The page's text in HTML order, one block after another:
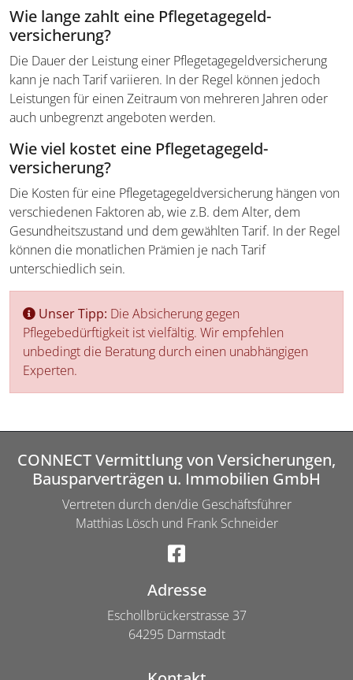
Wie lange zahlt eine Pflegetagegeld­
versicherung?
Die Dauer der Leistung einer Pflegetagegeld­versicherung
kann je nach Tarif variieren. In der Regel können jedoch
Leistungen für einen Zeitraum von mehreren Jahren oder
auch unbegrenzt angeboten werden.
Wie viel kostet eine Pflegetagegeld­
versicherung?
Die Kosten für eine Pflegetagegeld­versicherung hängen von
verschiedenen Faktoren ab, wie z.B. dem Alter, dem
Gesundheitszustand und dem gewählten Tarif. In der Regel
können die monatlichen Prämien je nach Tarif
unterschiedlich sein.
Unser Tipp: Die Absicherung gegen
Pflegebedürftigkeit ist vielfältig. Wir empfehlen
unbedingt die Beratung durch einen unabhängigen
Experten.
CONNECT Vermittlung von Versicherungen,
Bausparverträgen u. Immobilien GmbH
Vertreten durch den/die Geschäftsführer
Matthias Lösch und Frank Schneider
Adresse
Eschollbrückerstrasse 37
64295 Darmstadt